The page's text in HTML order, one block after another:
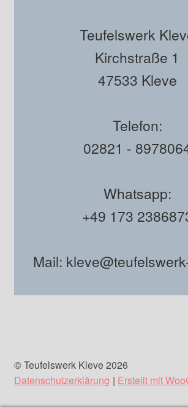
Teufelswerk
Kirchstraße 1
47533 Kleve
Telefon:
02821 -
Whatsapp:
+49 173
Mail:
© Teufelswerk Kleve 2026
Datenschutzerklärung
Erstellt mit